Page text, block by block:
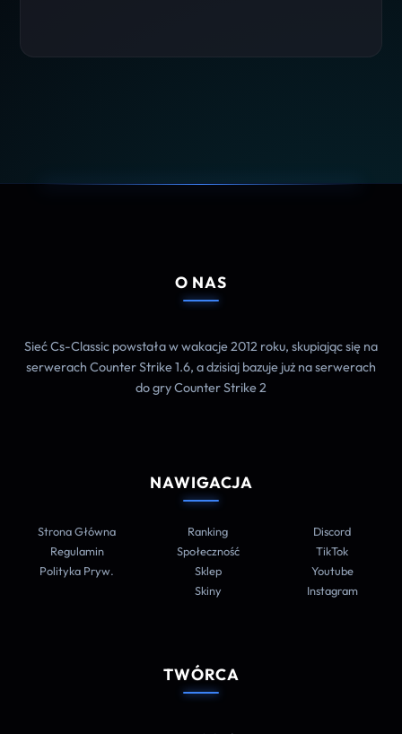
O NAS
Sieć Cs-Classic powstała w wakacje 2012 roku, skupiając się na
serwerach Counter Strike 1.6, a dzisiaj bazuje już na serwerach
do gry Counter Strike 2
NAWIGACJA
Strona Główna
Regulamin
Polityka Pryw.
Ranking
Społeczność
Sklep
Skiny
Discord
TikTok
Youtube
Instagram
TWÓRCA